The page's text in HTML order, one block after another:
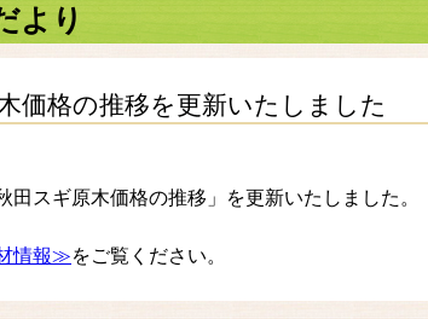
より
価格の推移を更新いたしました
田スギ原木価格の推移」を更新いたしました。
情報≫をご覧ください。